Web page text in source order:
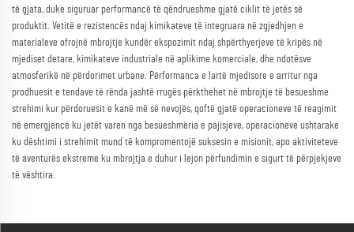
të gjata, duke siguruar performancë të qëndrueshme gjatë ciklit të jetës së
produktit. Vetitë e rezistencës ndaj kimikateve të integruara në zgjedhjen e
materialeve ofrojnë mbrojtje kundër ekspozimit ndaj shpërthyerjeve të kripës në
mjediset detare, kimikateve industriale në aplikime komerciale, dhe ndotësve
atmosferikë në përdorimet urbane. Përformanca e lartë mjedisore e arritur nga
prodhuesit e tendave të rënda jashtë rrugës përkthehet në mbrojtje të besueshme
strehimi kur përdoruesit e kanë më së nevojës, qoftë gjatë operacioneve të reagimit
në emergjencë ku jetët varen nga besueshmëria e pajisjeve, operacioneve ushtarake
ku dështimi i strehimit mund të kompromentojë suksesin e misionit, apo aktiviteteve
të aventurës ekstreme ku mbrojtja e duhur i lejon përfundimin e sigurt të përpjekjeve
të vështira.